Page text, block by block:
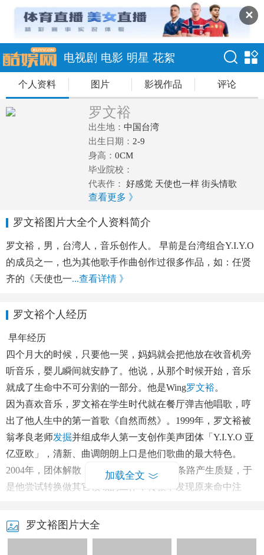
✕
电视剧 电影 明星 花絮
个人资料 图片 影视作品 评论
罗文裕
出生地： 中国台湾
出生日期： 2-9
身高： 0CM
毕业院校：
代表作：
好感觉 天使也一样 街头情歌
查看更多 》
罗文裕图片大全个人资料简介
罗文裕，男，台湾人，音乐创作人。 早前是台湾组合Y.I.Y.O
的成员之一，也为其他歌手作曲创作过很多作品，如：任贤
齐的《天使也一...查看详情 》
罗文裕个人经历
早年经历
四个月大的时候，只要他一哭，妈妈就会把他放在收音机旁
听音乐，婴儿瞬间就安静了。他说，从那个时候开始，音乐
就成了生命中不可分割的一部分。他是Wing罗文裕。
因为喜欢音乐，罗文裕在学生时代就在餐厅弹吉他唱歌，哼
出了他人生中的第一首歌《自然而然》。1999年，罗文裕被
翁孝良老师发掘并组成华人第一支创作美声团体「Y.I.Y.O 亚
亿亚欧」，清新、曲调朗朗上口是他们歌曲的最大特色。
2004年，团体解散，Wing对继续走音乐这条路产生质疑，于
是他尝试转换做其它领域的工作，转辗中发现原来命中注
多，可创作灵感却及其丰富，喜欢从生活中随地取材，一点
小事物，都可能是他即兴创作的题材。当灵感袭来，创作天
加载全文
罗文裕图片大全